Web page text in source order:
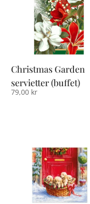
Christmas Garden
servietter (buffet)
79,00 kr